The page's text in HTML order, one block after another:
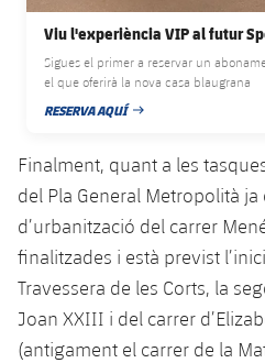
Palmarès
Aleví
Masculí
Femení
Actualitat
Jugadors
Resultats
Classificació
Hockey gel
plusicon
més
Calendari
Resultats
Classificació
Hoquei herba
plusicon
més
Notícies
Hockey Herba Masculí
Hockey Herba Femení
Patinatge artístic
plusicon
més
Actualitat
Agenda
Escola de Patinatge
Rugby
plusicon
més
Voleibol
plusicon
més
Viu l'experiència VIP al futur
Sigues el primer a reservar un
el que oferirà la nova casa blaugrana
RESERVA AQUÍ
DATA DE PUBLICACIÓ
Finalment, quant a les
del Pla General Metropolità ja
d’urbanització del carrer
finalitzades i està previst
Travessera de les Corts, la
Joan XXIII i del carrer
(antigament el carrer de la